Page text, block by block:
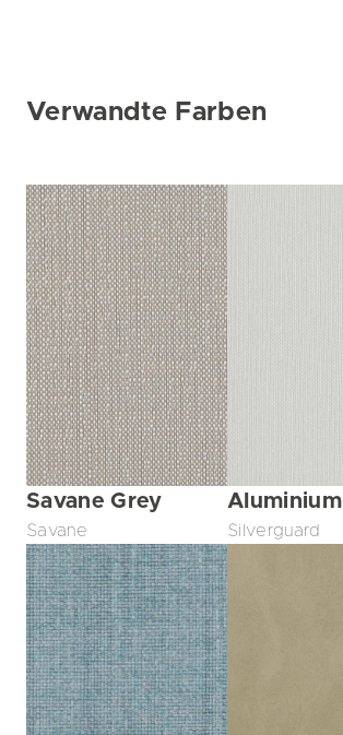
Verwandte Farben
Savane Grey
Savane
Aluminium
Silverguard